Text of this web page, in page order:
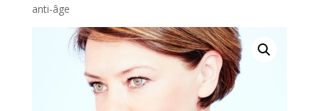
anti-âge